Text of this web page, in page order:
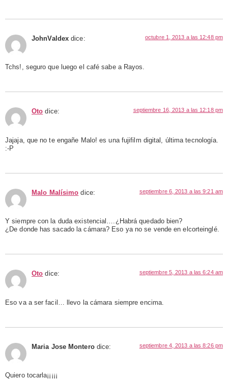
JohnValdex dice: octubre 1, 2013 a las 12:48 pm
Tchs!, seguro que luego el café sabe a Rayos.
Oto dice: septiembre 16, 2013 a las 12:18 pm
Jajaja, que no te engañe Malo! es una fujifilm digital, última tecnología.
:-P
Malo Malísimo dice: septiembre 6, 2013 a las 9:21 am
Y siempre con la duda existencial….¿Habrá quedado bien?
¿De donde has sacado la cámara? Eso ya no se vende en elcorteinglé.
Oto dice: septiembre 5, 2013 a las 6:24 am
Eso va a ser facil… llevo la cámara siempre encima.
Maria Jose Montero dice: septiembre 4, 2013 a las 8:26 pm
Quiero tocarla¡¡¡¡¡